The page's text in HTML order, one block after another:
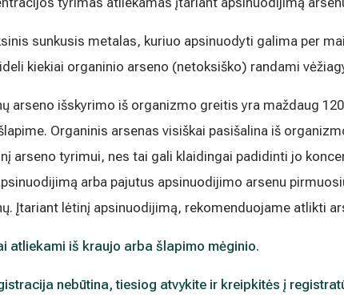
sunkusis metalas, kuriuo apsinuodyti galima per
kiekiai organinio arseno (netoksiško) randami
arseno išskyrimo iš organizmo greitis yra maždaug
Organinis arsenas visiškai pasišalina iš
arseno tyrimui, nes tai gali klaidingai padidinti jo
arba pajutus apsinuodijimo arsenu
Įtariant lėtinį apsinuodijimą, rekomenduojame atlikti
atliekami iš kraujo arba šlapimo mėginio.
nebūtina, tiesiog atvykite ir kreipkitės į
diagnostikos centras" tiesioginės rinkodaros tikslais. Sutikimas galės
prenumeratos". Plačiau apie asmens duomenų tvarkymą skaitykite